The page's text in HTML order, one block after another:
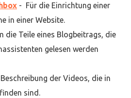
- Für die Einrichtung einer
in einer Website.
die Teile eines Blogbeitrags, die
gelesen werden
der Videos, die in
sind.